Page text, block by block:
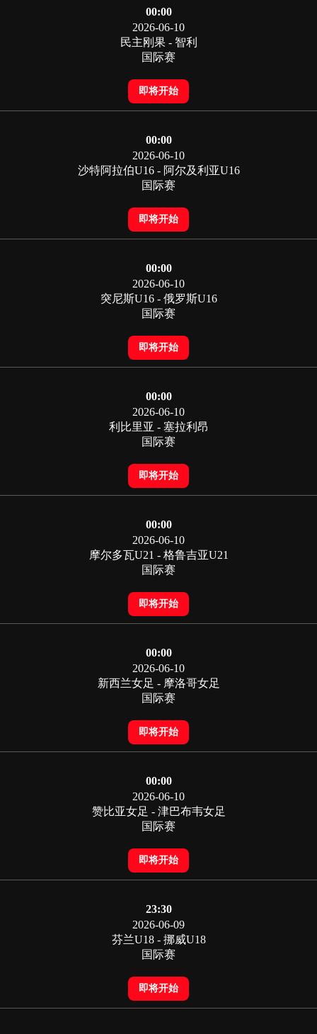
00:00
2026-06-10
民主刚果 - 智利
国际赛
即将开始
00:00
2026-06-10
沙特阿拉伯U16 - 阿尔及利亚U16
国际赛
即将开始
00:00
2026-06-10
突尼斯U16 - 俄罗斯U16
国际赛
即将开始
00:00
2026-06-10
利比里亚 - 塞拉利昂
国际赛
即将开始
00:00
2026-06-10
摩尔多瓦U21 - 格鲁吉亚U21
国际赛
即将开始
00:00
2026-06-10
新西兰女足 - 摩洛哥女足
国际赛
即将开始
00:00
2026-06-10
赞比亚女足 - 津巴布韦女足
国际赛
即将开始
23:30
2026-06-09
芬兰U18 - 挪威U18
国际赛
即将开始